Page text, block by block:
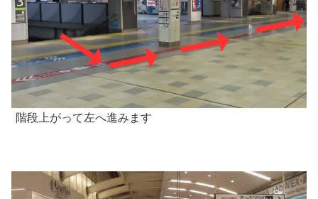
階段上がって左へ進みます